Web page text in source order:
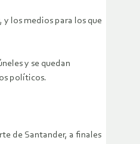
los medios para los que
y se quedan
políticos.
de Santander, a finales